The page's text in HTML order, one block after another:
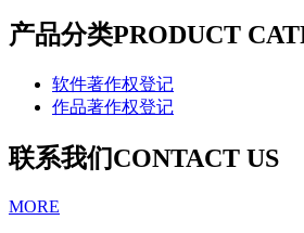
产品分类PRODUCT
软件著作权登记
作品著作权登记
联系我们CONTACT US
MORE